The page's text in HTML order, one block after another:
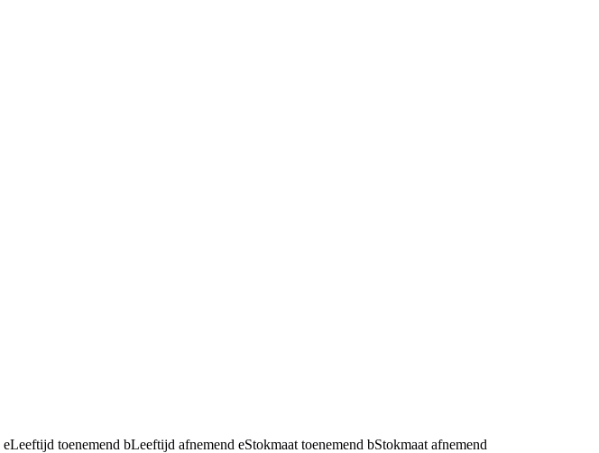
eLeeftijd toenemend bLeeftijd afnemend eStokmaat toenemend bStokmaat afnemend